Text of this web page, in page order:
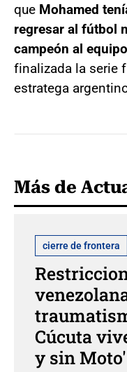
que Mohamed
regresar al fútbol
campeón al
finalizada la serie
estratega
Más de
cierre de frontera
Cúcuta
y sin Moto'